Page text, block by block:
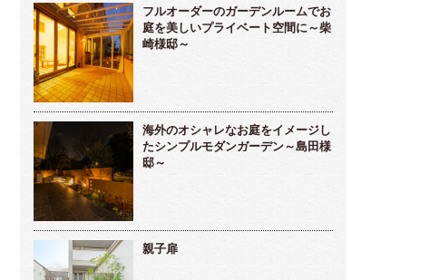
フルオーダーのガーデンルームでお
庭を美しいプライベート空間に～柴
崎様邸～
海外のオシャレなお庭をイメージし
たシンプルモダンガーデン～島田様
邸～
親子扉